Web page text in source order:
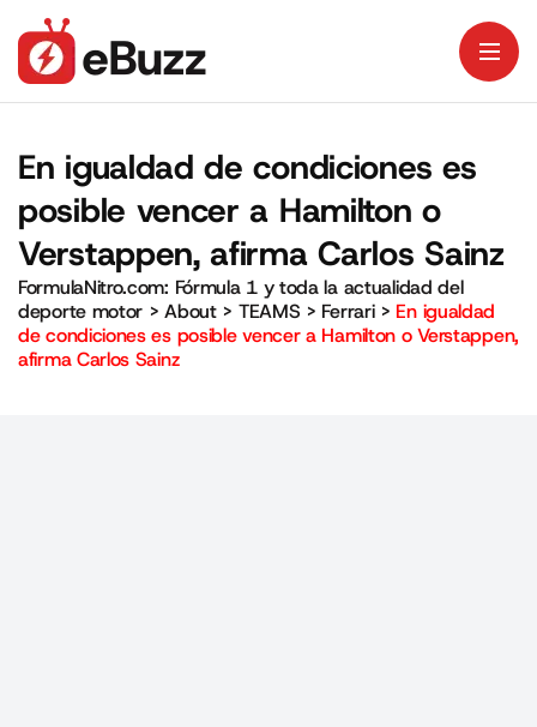
En igualdad de condiciones es
posible vencer a Hamilton o
Verstappen, afirma Carlos Sainz
FormulaNitro.com: Fórmula 1 y toda la actualidad del
deporte motor >About> TEAMS > Ferrari>En igualdad
de condiciones es posible vencer a Hamilton o Verstappen,
afirma Carlos Sainz